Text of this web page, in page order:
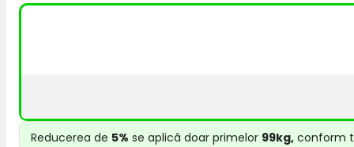
Reducerea de 5% se aplică doar primelor 99kg, conform